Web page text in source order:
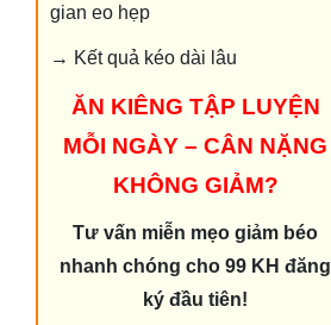
gian eo hẹp
→ Kết quả kéo dài lâu
ĂN KIÊNG TẬP LUYỆN
MỖI NGÀY – CÂN NẶNG
KHÔNG GIẢM?
Tư vấn miễn mẹo giảm béo
nhanh chóng cho 99 KH đăng
ký đầu tiên!